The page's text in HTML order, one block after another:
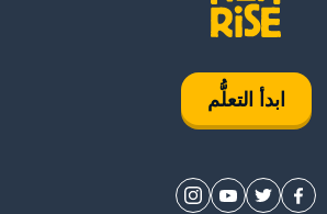
ابدأ التعلُّم